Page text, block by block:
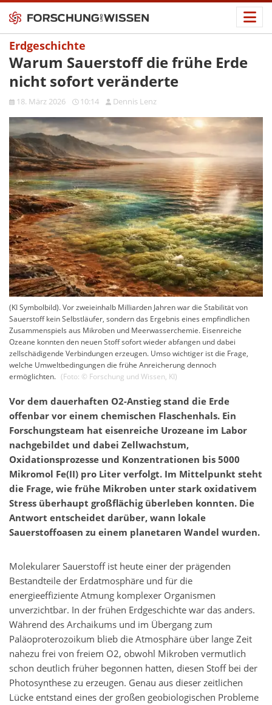
Erdgeschichte
Warum Sauerstoff die frühe Erde
nicht sofort veränderte
18. März 2026 10:14 Dennis Lenz
(KI Symbolbild). Vor zweieinhalb Milliarden Jahren war die Stabilität von
Sauerstoff kein Selbstläufer, sondern das Ergebnis eines empfindlichen
Zusammenspiels aus Mikroben und Meerwasserchemie. Eisenreiche
Ozeane konnten den neuen Stoff sofort wieder abfangen und dabei
zellschädigende Verbindungen erzeugen. Umso wichtiger ist die Frage,
welche Umweltbedingungen die frühe Anreicherung dennoch
ermöglichten. (Foto: © Forschung und Wissen, KI)
Vor dem dauerhaften O2-Anstieg stand die Erde
offenbar vor einem chemischen Flaschenhals. Ein
Forschungsteam hat eisenreiche Urozeane im Labor
nachgebildet und dabei Zellwachstum,
Oxidationsprozesse und Konzentrationen bis 5000
Mikromol Fe(II) pro Liter verfolgt. Im Mittelpunkt steht
die Frage, wie frühe Mikroben unter stark oxidativem
Stress überhaupt großflächig überleben konnten. Die
Antwort entscheidet darüber, wann lokale
Sauerstoffoasen zu einem planetaren Wandel wurden.
Molekularer Sauerstoff ist heute einer der prägenden
Bestandteile der Erdatmosphäre und für die
energieeffiziente Atmung komplexer Organismen
unverzichtbar. In der frühen Erdgeschichte war das anders.
Während des Archaikums und im Übergang zum
Paläoproterozoikum blieb die Atmosphäre über lange Zeit
nahezu frei von freiem O2, obwohl Mikroben vermutlich
schon deutlich früher begonnen hatten, diesen Stoff bei der
Photosynthese zu erzeugen. Genau aus dieser zeitlichen
Lücke entstand eines der großen geobiologischen Probleme